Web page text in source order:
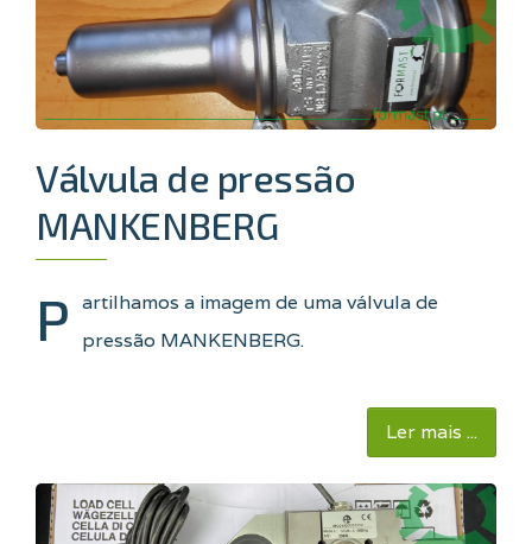
Válvula de pressão
MANKENBERG
P artilhamos a imagem de uma válvula de
pressão MANKENBERG.
Ler mais ...